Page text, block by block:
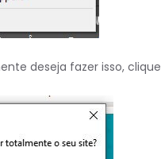
deseja fazer isso, clique